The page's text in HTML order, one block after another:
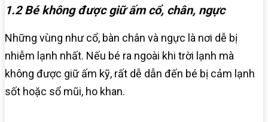
1.2 Bé không được giữ ấm cổ, chân, ngực
Những vùng như cổ, bàn chân và ngực là nơi dễ bị
nhiễm lạnh nhất. Nếu bé ra ngoài khi trời lạnh mà
không được giữ ấm kỹ, rất dễ dẫn đến bé bị cảm lạnh
sốt hoặc sổ mũi, ho khan.